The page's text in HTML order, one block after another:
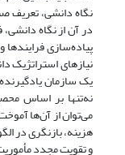
نگاه دانشی،
در آن از نگاه
پیاده‌سازی
نیازهای استراتژیک
یک سازمان
نه‌تنها بر اساس
می‌توان از آن‌ها
هزینه، بازنگری در
و تقویت مجدد